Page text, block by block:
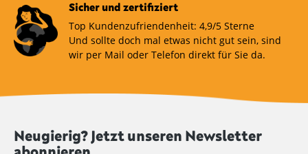
Sicher und zertifiziert
Top Kundenzufriendenheit: 4,9/5 Sterne
Und sollte doch mal etwas nicht gut sein, sind
wir per Mail oder Telefon direkt für Sie da.
Neugierig? Jetzt unseren Newsletter